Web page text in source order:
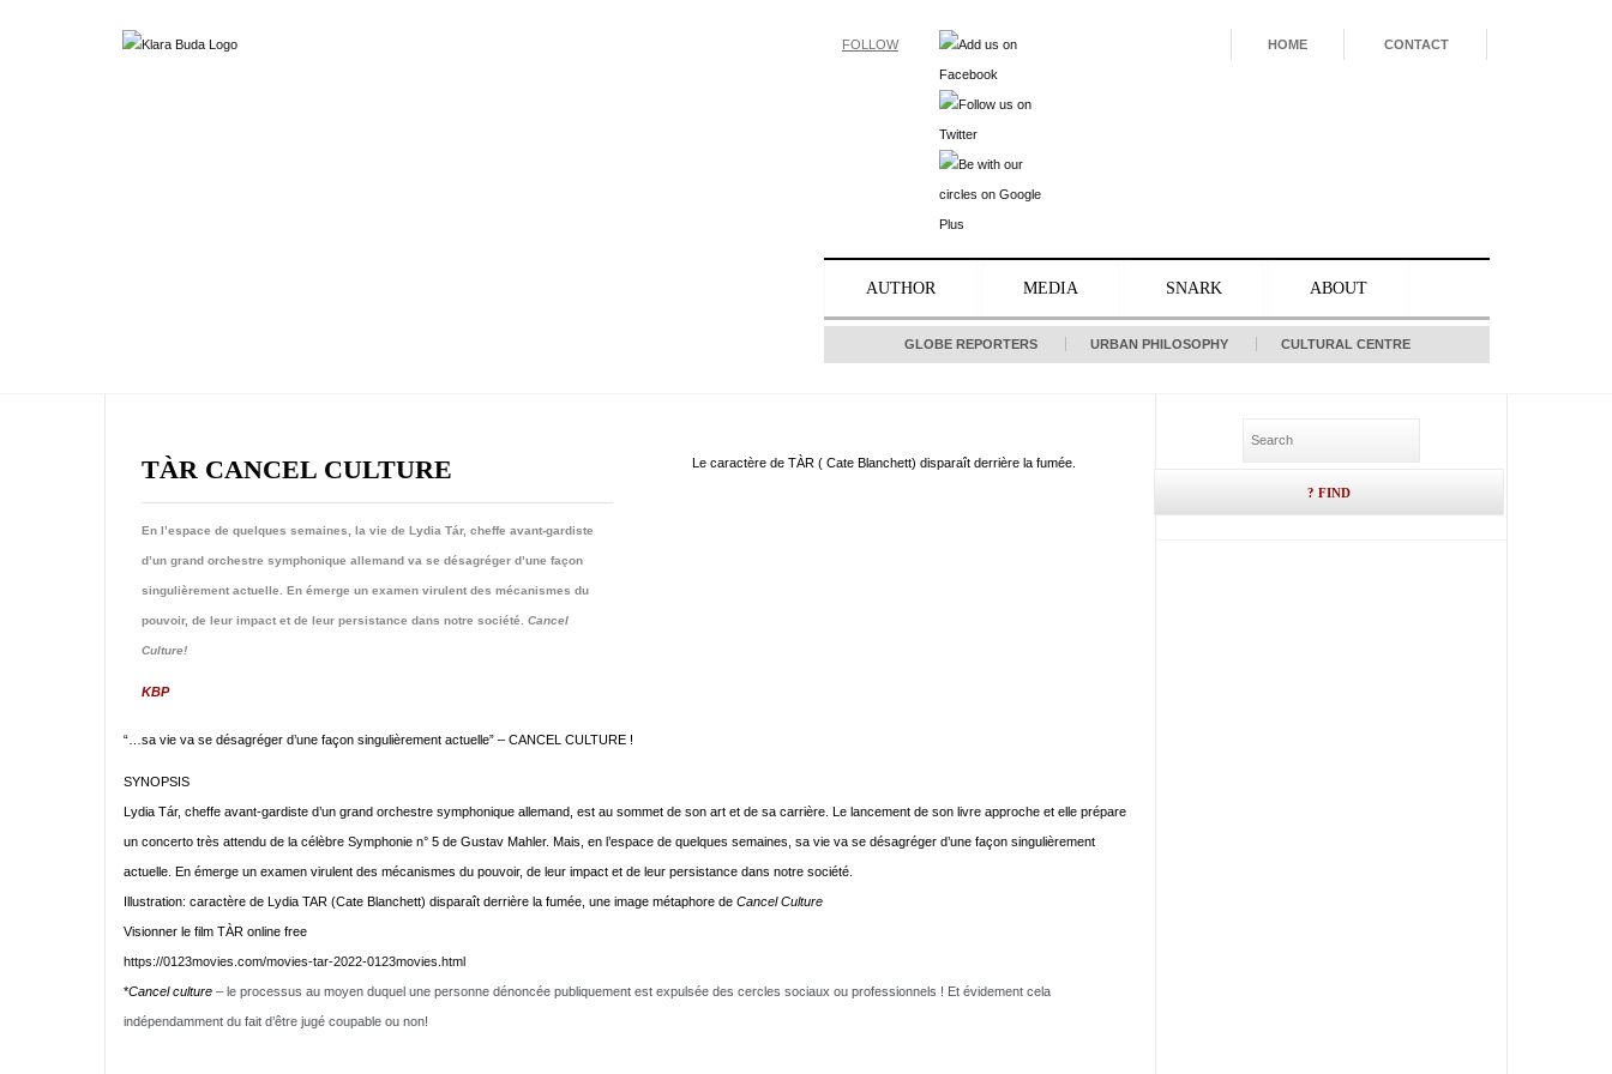
FOLLOW HOME CONTACT
AUTHOR MEDIA SNARK ABOUT
GLOBE REPORTERS URBAN PHILOSOPHY CULTURAL CENTRE
TÀR CANCEL CULTURE
En l’espace de quelques semaines, la vie de Lydia Tár, cheffe avant-gardiste
d’un grand orchestre symphonique allemand va se désagréger d’une façon
singulièrement actuelle. En émerge un examen virulent des mécanismes du
pouvoir, de leur impact et de leur persistance dans notre société. Cancel
Culture!
KBP
Le caractère de TÀR ( Cate Blanchett) disparaît derrière la fumée.
“…sa vie va se désagréger d’une façon singulièrement actuelle” – CANCEL CULTURE !
SYNOPSIS
Lydia Tár, cheffe avant-gardiste d’un grand orchestre symphonique allemand, est au sommet de son art et de sa carrière. Le lancement de son livre approche et elle prépare
un concerto très attendu de la célèbre Symphonie n° 5 de Gustav Mahler. Mais, en l’espace de quelques semaines, sa vie va se désagréger d’une façon singulièrement
actuelle. En émerge un examen virulent des mécanismes du pouvoir, de leur impact et de leur persistance dans notre société.
Illustration: caractère de Lydia TAR (Cate Blanchett) disparaît derrière la fumée, une image métaphore de Cancel Culture
Visionner le film TÀR online free
https://0123movies.com/movies-tar-2022-0123movies.html
*Cancel culture – le processus au moyen duquel une personne dénoncée publiquement est expulsée des cercles sociaux ou professionnels ! Et évidement cela
indépendamment du fait d’être jugé coupable ou non!